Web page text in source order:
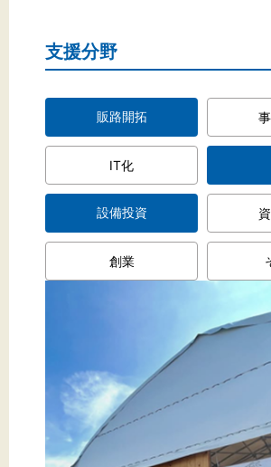
支援分野
販路開拓
IT化
設備投資
創業